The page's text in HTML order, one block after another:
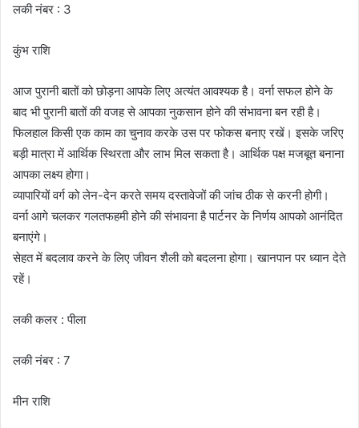
लकी नंबर : 3
कुंभ राशि
आज पुरानी बातों को छोड़ना आपके लिए अत्यंत आवश्यक है। वर्ना सफल होने के
बाद भी पुरानी बातों की वजह से आपका नुकसान होने की संभावना बन रही है।
फिलहाल किसी एक काम का चुनाव करके उस पर फोकस बनाए रखें। इसके जरिए
बड़ी मात्रा में आर्थिक स्थिरता और लाभ मिल सकता है। आर्थिक पक्ष मजबूत बनाना
आपका लक्ष्य होगा।
व्यापारियों वर्ग को लेन-देन करते समय दस्तावेजों की जांच ठीक से करनी होगी।
वर्ना आगे चलकर गलतफहमी होने की संभावना है पार्टनर के निर्णय आपको आनंदित
बनाएंगे।
सेहत में बदलाव करने के लिए जीवन शैली को बदलना होगा। खानपान पर ध्यान देते
रहें।
लकी कलर : पीला
लकी नंबर : 7
मीन राशि